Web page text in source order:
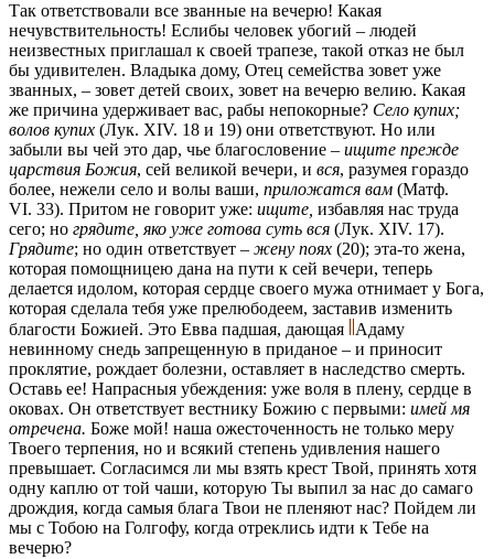
Так ответствовали все званные на вечерю! Какая
нечувствительность! Еслибы человек убогий – людей
неизвестных приглашал к своей трапезе, такой отказ не был
бы удивителен. Владыка дому, Отец семейства зовет уже
званных, – зовет детей своих, зовет на вечерю велию. Какая
же причина удерживает вас, рабы непокорные? Село купих;
волов купих (Лук. XIV. 18 и 19) они ответствуют. Но или
забыли вы чей это дар, чье благословение – ищите прежде
царствия Божия, сей великой вечери, и вся, разумея гораздо
более, нежели село и волы ваши, приложатся вам (Матф.
VI. 33). Притом не говорит уже: ищите, избавляя нас труда
сего; но грядите, яко уже готова суть вся (Лук. XIV. 17).
Грядите; но один ответствует – жену поях (20); эта-то жена,
которая помощницею дана на пути к сей вечери, теперь
делается идолом, которая сердце своего мужа отнимает у Бога,
которая сделала тебя уже прелюбодеем, заставив изменить
благости Божией. Это Евва падшая, дающая
Адаму
невинному снедь запрещенную в приданое – и приносит
проклятие, рождает болезни, оставляет в наследство смерть.
Оставь ее! Напрасныя убеждения: уже воля в плену, сердце в
оковах. Он ответствует вестнику Божию с первыми: имей мя
отречена. Боже мой! наша ожесточенность не только меру
Твоего терпения, но и всякий степень удивления нашего
превышает. Согласимся ли мы взять крест Твой, принять хотя
одну каплю от той чаши, которую Ты выпил за нас до самаго
дрождия, когда самыя блага Твои не пленяют нас? Пойдем ли
мы с Тобою на Голгофу, когда отреклись идти к Тебе на
вечерю?